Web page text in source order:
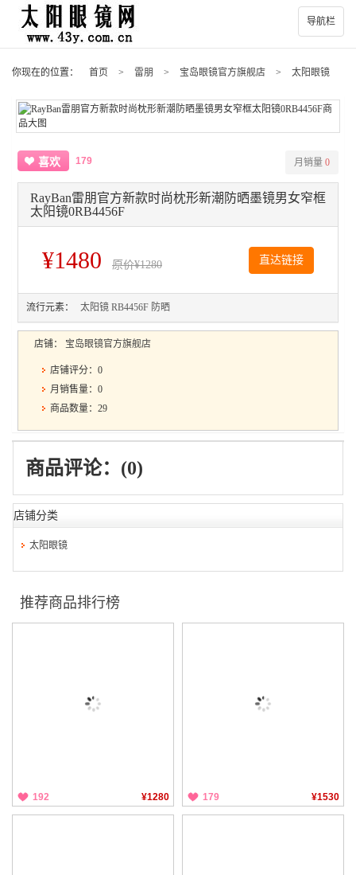
导航栏
你现在的位置： 首页 > 雷朋 > 宝岛眼镜官方旗舰店 > 太阳眼镜
喜欢 179 月销量 0
RayBan雷朋官方新款时尚枕形新潮防晒墨镜男女窄框
太阳镜0RB4456F
¥1480 原价¥1280 直达链接
流行元素： 太阳镜 RB4456F 防晒
店铺： 宝岛眼镜官方旗舰店
店铺评分：0
月销售量：0
商品数量：29
商品评论：(0)
店铺分类
太阳眼镜
推荐商品排行榜
192 ¥1280 179 ¥1530